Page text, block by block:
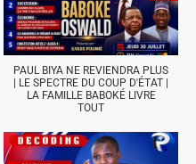
PAUL BIYA NE REVIENDRA PLUS
| LE SPECTRE DU COUP D'ÉTAT |
LA FAMILLE BABOKÉ LIVRE
TOUT